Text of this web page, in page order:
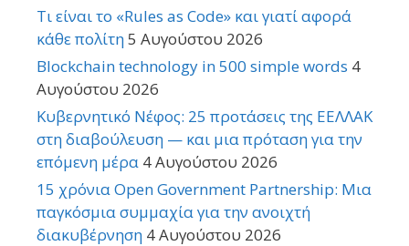
Τι είναι το «Rules as Code» και γιατί αφορά
κάθε πολίτη5 Αυγούστου 2026
Blockchain technology in 500 simple words 4
Αυγούστου 2026
Κυβερνητικό Νέφος: 25 προτάσεις της ΕΕΛΛΑΚ
στη διαβούλευση — και μια πρόταση για την
επόμενη μέρα 4 Αυγούστου 2026
15 χρόνια Open Government Partnership: Μια
παγκόσμια συμμαχία για την ανοιχτή
διακυβέρνηση 4 Αυγούστου 2026